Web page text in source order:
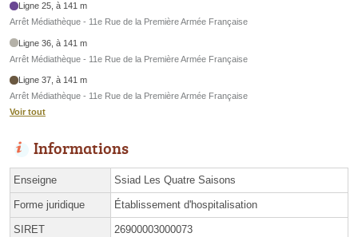
Ligne 25, à 141 m
Arrêt Médiathèque - 11e Rue de la Première Armée Française
Ligne 36, à 141 m
Arrêt Médiathèque - 11e Rue de la Première Armée Française
Ligne 37, à 141 m
Arrêt Médiathèque - 11e Rue de la Première Armée Française
Voir tout
Informations
Enseigne Ssiad Les Quatre Saisons
Forme juridique Établissement d'hospitalisation
SIRET 26900003000073